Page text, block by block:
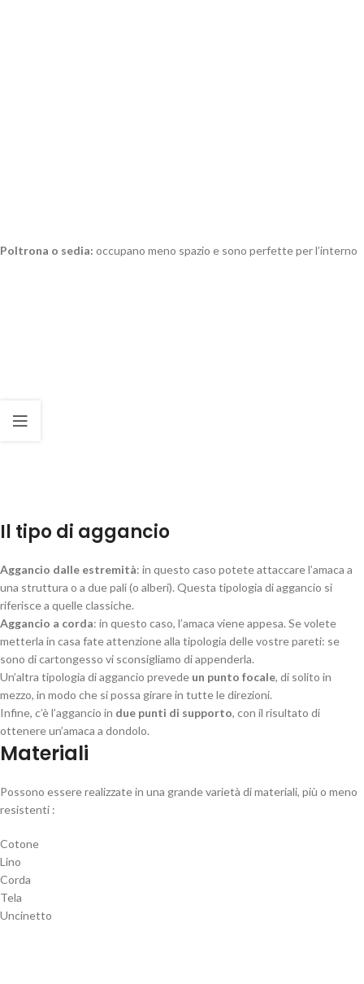
Poltrona o sedia: occupano meno spazio e sono perfette per l’interno
Il tipo di aggancio
Aggancio dalle estremità: in questo caso potete attaccare l’amaca a
una struttura o a due pali (o alberi). Questa tipologia di aggancio si
riferisce a quelle classiche.
Aggancio a corda: in questo caso, l’amaca viene appesa. Se volete
metterla in casa fate attenzione alla tipologia delle vostre pareti: se
sono di cartongesso vi sconsigliamo di appenderla.
Un’altra tipologia di aggancio prevede un punto focale, di solito in
mezzo, in modo che si possa girare in tutte le direzioni.
Infine, c’è l’aggancio in due punti di supporto, con il risultato di
ottenere un’amaca a dondolo.
Materiali
Possono essere realizzate in una grande varietà di materiali, più o meno
resistenti :
Cotone
Lino
Corda
Tela
Uncinetto